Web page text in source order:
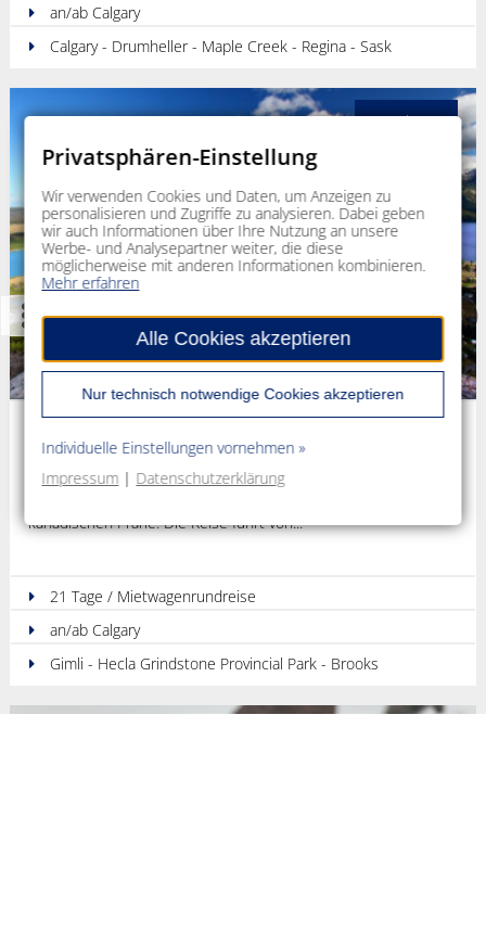
an/ab Calgary
Calgary - Drumheller - Maple Creek - Regina - Sask
Erkunden Sie Kanada einmal ganz abseits der ausgetretenen
kanadischen Prärie! Die Reise führt von
21 Tage / Mietwagenrundreise
an/ab Calgary
Gimli - Hecla Grindstone Provincial Park - Brooks
ab
Privatsphären-Einstellung
Wir verwenden Cookies und Daten, um Anzeigen zu
personalisieren und Zugriffe zu analysieren. Dabei geben
wir auch Informationen über Ihre Nutzung an unsere
Werbe- und Analysepartner weiter, die diese
möglicherweise mit anderen Informationen kombinieren.
Mehr erfahren
Alle Cookies akzeptieren
Nur technisch notwendige Cookies akzeptieren
Individuelle Einstellungen vornehmen »
Impressum | Datenschutzerklärung